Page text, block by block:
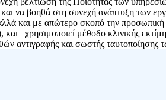
να βοηθά στη συνεχή ανάπτυξη των
και με απώτερο σκοπό την προσωπική
χρησιμοποιεί μέθοδο κλινικής
αντιγραφής και σωστής ταυτοποίησης